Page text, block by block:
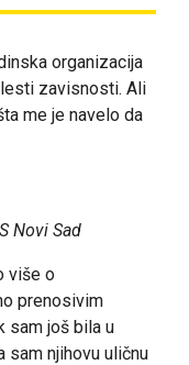
organizacija
zavisnosti. Ali
me je navelo da
Novi Sad
više o
prenosivim
sam još bila u
sam njihovu uličnu